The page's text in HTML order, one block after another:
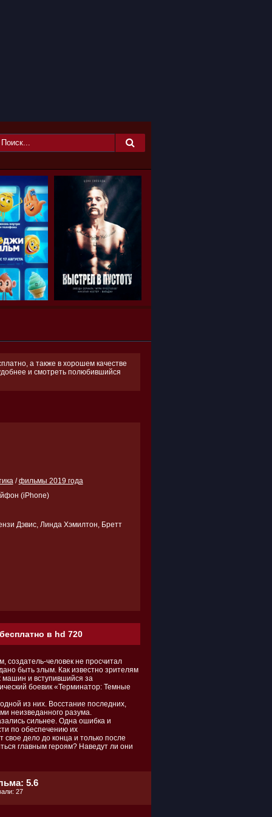
а также в хорошем качестве
и смотреть полюбившийся
/фильмы 2019 года
(iPhone)
Дэвис, Линда Хэмилтон, Бретт
в hd 720
создатель-человек не просчитал
быть злым. Как известно зрителям
машин и вступившийся за
боевик «Терминатор: Темные
из них. Восстание последних,
неизведанного разума.
сильнее. Одна ошибка и
по обеспечению их
дело до конца и только после
главным героям? Наведут ли они
5.6
27